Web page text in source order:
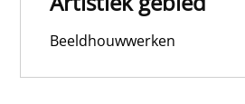
Beeldhouwwerken